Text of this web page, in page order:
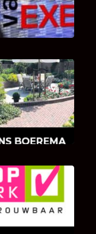
dit programma.
BOEREMA
is en wat
de wereld van
te weten wat u
diensten vindt.